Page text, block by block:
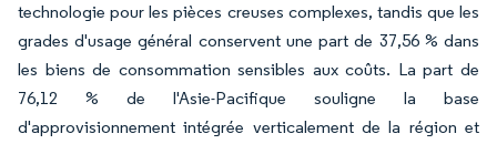
technologie pour les pièces creuses complexes, tandis que les
grades d'usage général conservent une part de 37,56 % dans
les biens de consommation sensibles aux coûts. La part de
76,12 % de l'Asie-Pacifique souligne la base
d'approvisionnement intégrée verticalement de la région et